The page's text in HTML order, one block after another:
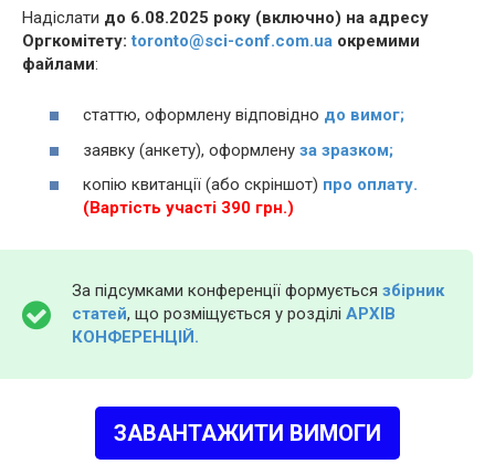
Надіслати до 6.08.2025 року (включно) на адресу
Оргкомітету:toronto@sci-conf.com.ua окремими
файлами:
статтю, оформлену відповідно до вимог;
заявку (анкету), оформлену за зразком;
копію квитанції (або скріншот) про оплату.
(Вартість участі 390 грн.)
За підсумками конференції формується збірник
статей, що розміщується у розділі АРХІВ
КОНФЕРЕНЦІЙ.
ЗАВАНТАЖИТИ ВИМОГИ